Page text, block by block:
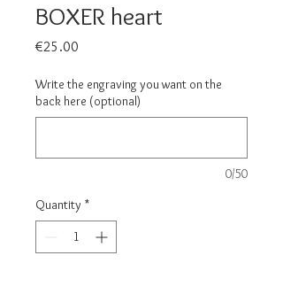
BOXER heart
€25.00
Write the engraving you want on the
back here (optional)
0/50
Quantity *